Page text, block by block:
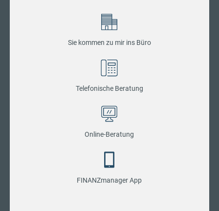
Sie kommen zu mir ins Büro
Telefonische Beratung
Online-Beratung
FINANZmanager App